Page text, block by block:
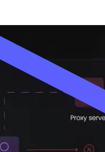
微信公众号，获取最新产
多精彩内容！